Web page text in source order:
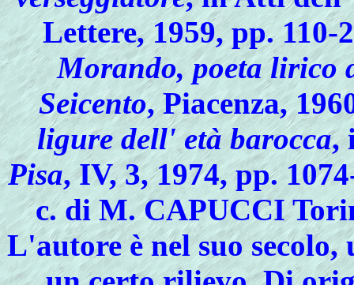
Lettere, 1959, pp.
Morando, poeta lirico
Seicento, Piacenza,
ligure dell' età barocca,
Pisa, IV, 3, 1974, pp.
c. di M. CAPUCCI
L'autore è nel suo